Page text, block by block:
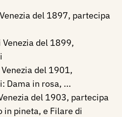
del 1897, partecipa
del 1899,
del 1901,
Dama in rosa, ...
del 1903, partecipa
in pineta, e Filare di